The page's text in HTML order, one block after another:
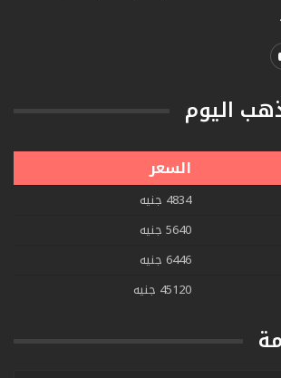
اليوم
السعر
4834 جنيه
5640 جنيه
6446 جنيه
45120 جنيه